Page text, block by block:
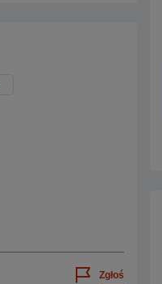
Zgłoś